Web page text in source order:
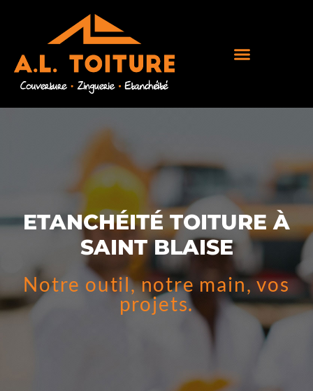
ETANCHÉITÉ TOITURE À
SAINT BLAISE
Notre outil, notre main, vos
projets.